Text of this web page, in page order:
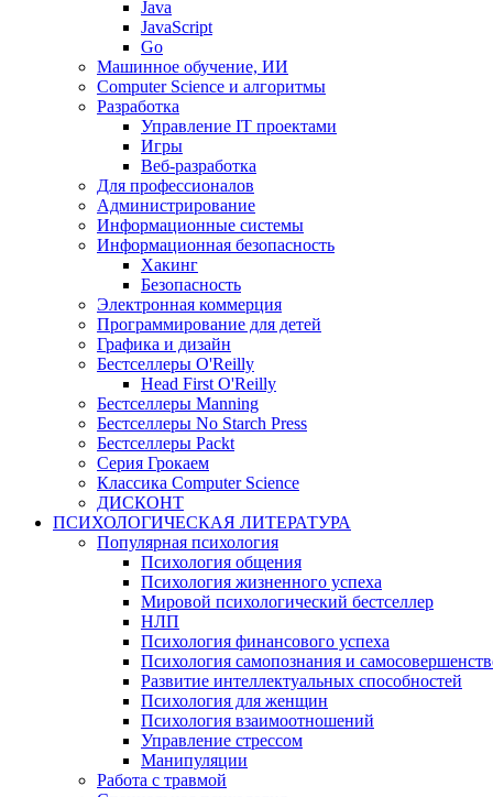
Java
JavaScript
Go
Машинное обучение, ИИ
Computer Science и алгоритмы
Разработка
Управление IT проектами
Игры
Веб-разработка
Для профессионалов
Администрирование
Информационные системы
Информационная безопасность
Хакинг
Безопасность
Электронная коммерция
Программирование для детей
Графика и дизайн
Бестселлеры O'Reilly
Head First O'Reilly
Бестселлеры Manning
Бестселлеры No Starch Press
Бестселлеры Packt
Серия Грокаем
Классика Computer Science
ДИСКОНТ
ПСИХОЛОГИЧЕСКАЯ ЛИТЕРАТУРА
Популярная психология
Психология общения
Психология жизненного успеха
Мировой психологический бестселлер
НЛП
Психология финансового успеха
Психология самопознания и
Развитие интеллектуальных способностей
Психология для женщин
Психология взаимоотношений
Управление стрессом
Манипуляции
Работа с травмой